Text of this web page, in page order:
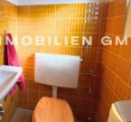
weiteren
und